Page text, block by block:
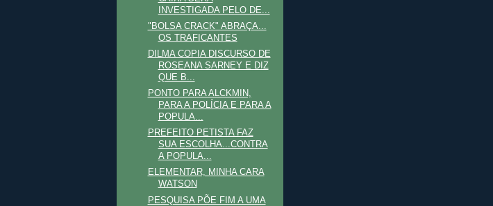
INVESTIGADA PELO DE...
"BOLSA CRACK" ABRAÇA...
OS TRAFICANTES
DILMA COPIA DISCURSO DE
ROSEANA SARNEY E DIZ
QUE B...
PONTO PARA ALCKMIN,
PARA A POLÍCIA E PARA A
POPULA...
PREFEITO PETISTA FAZ
SUA ESCOLHA...CONTRA
A POPULA...
ELEMENTAR, MINHA CARA
WATSON
PESQUISA PÕE FIM A UMA